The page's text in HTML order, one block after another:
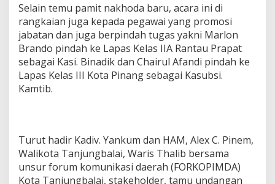
Selain temu pamit nakhoda baru, acara ini di
rangkaian juga kepada pegawai yang promosi
jabatan dan juga berpindah tugas yakni Marlon
Brando pindah ke Lapas Kelas IIA Rantau Prapat
sebagai Kasi. Binadik dan Chairul Afandi pindah ke
Lapas Kelas III Kota Pinang sebagai Kasubsi.
Kamtib.
Turut hadir Kadiv. Yankum dan HAM, Alex C. Pinem,
Walikota Tanjungbalai, Waris Thalib bersama
unsur forum komunikasi daerah (FORKOPIMDA)
Kota Tanjungbalai, stakeholder, tamu undangan